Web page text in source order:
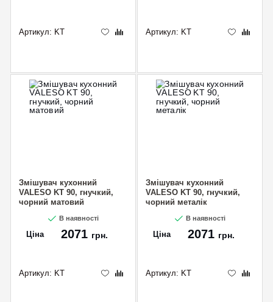
Артикул: KT Артикул: KT
Змішувач кухонний
VALESO KT 90, гнучкий,
чорний матовий
В наявності
Ціна 2071 грн.
Артикул: KT
Змішувач кухонний
VALESO KT 90, гнучкий,
чорний металік
В наявності
Ціна 2071 грн.
Артикул: KT